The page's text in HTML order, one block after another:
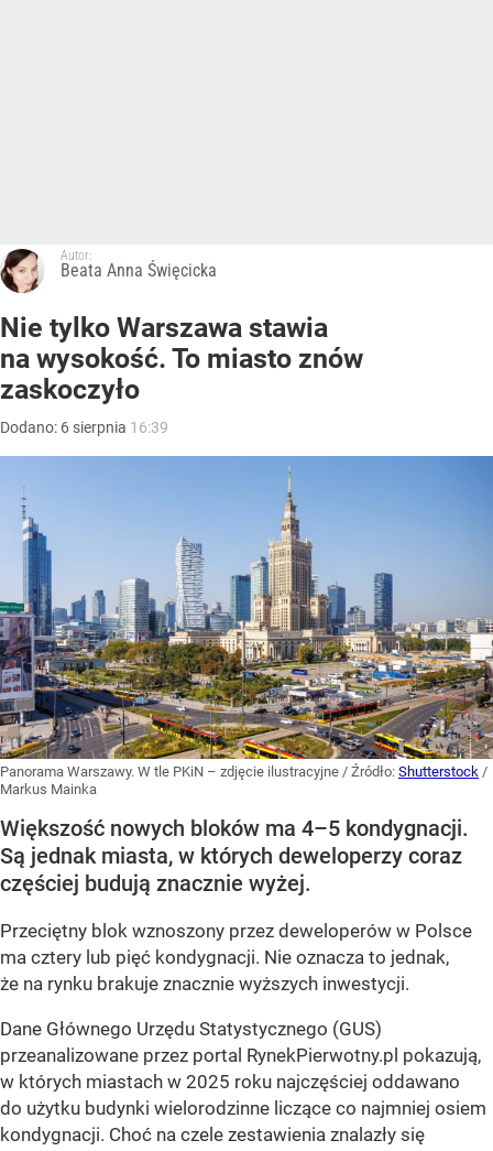
Autor:
Beata Anna Święcicka
Nie tylko Warszawa stawia
na wysokość. To miasto znów
zaskoczyło
Dodano: 6 sierpnia 16:39
Panorama Warszawy. W tle PKiN – zdjęcie ilustracyjne / Źródło: Shutterstock /
Markus Mainka
Większość nowych bloków ma 4–5 kondygnacji.
Są jednak miasta, w których deweloperzy coraz
częściej budują znacznie wyżej.
Przeciętny blok wznoszony przez deweloperów w Polsce
ma cztery lub pięć kondygnacji. Nie oznacza to jednak,
że na rynku brakuje znacznie wyższych inwestycji.
Dane Głównego Urzędu Statystycznego (GUS)
przeanalizowane przez portal RynekPierwotny.pl pokazują,
w których miastach w 2025 roku najczęściej oddawano
do użytku budynki wielorodzinne liczące co najmniej osiem
kondygnacji. Choć na czele zestawienia znalazły się